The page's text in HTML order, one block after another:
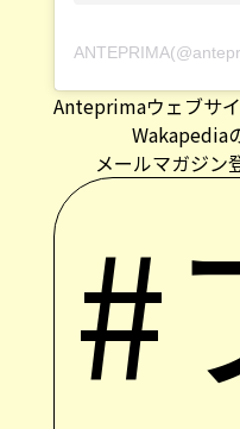
Anteprimaウェブサ
Wakapedia
メールマガジン
#